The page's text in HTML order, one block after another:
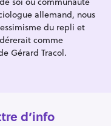
allemand, nous
du repli et
comme
Gérard Tracol.
d’info